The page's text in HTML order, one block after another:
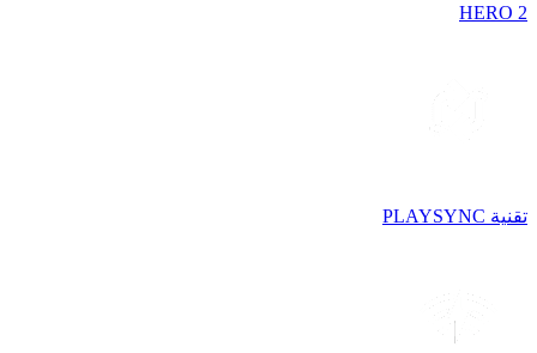
HERO 2
تقنية PLAYSYNC